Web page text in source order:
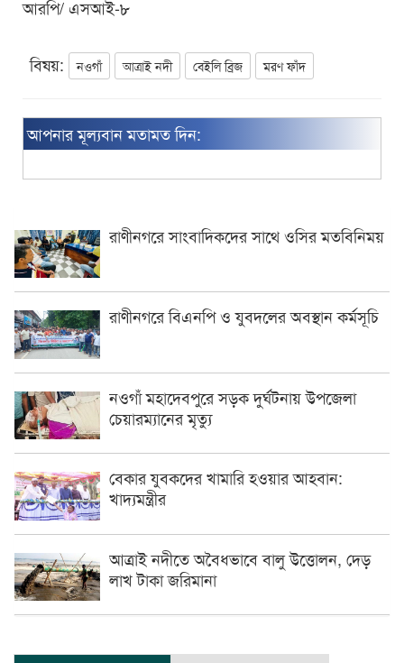
আরপি/ এসআই-৮
বিষয়: নওগাঁ আত্রাই নদী বেইলি ব্রিজ মরণ ফাঁদ
আপনার মূল্যবান মতামত দিন:
রাণীনগরে সাংবাদিকদের সাথে ওসির মতবিনিময়
রাণীনগরে বিএনপি ও যুবদলের অবস্থান কর্মসূচি
নওগাঁ মহাদেবপুরে সড়ক দুর্ঘটনায় উপজেলা
চেয়ারম্যানের মৃত্যু
বেকার যুবকদের খামারি হওয়ার আহবান:
খাদ্যমন্ত্রীর
আত্রাই নদীতে অবৈধভাবে বালু উত্তোলন, দেড়
লাখ টাকা জরিমানা